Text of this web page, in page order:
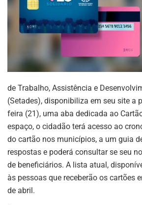
de Trabalho, Assistência e
(Setades), disponibiliza em seu site a
feira (21), uma aba dedicada ao
espaço, o cidadão terá acesso ao
do cartão nos municípios, a um guia
respostas e poderá consultar se seu
de beneficiários. A lista atual,
às pessoas que receberão os cartões
de abril.